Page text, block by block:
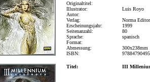
Originaltitel:
Illustrator:
Autor:
Verlag:
Erscheinungsjahr:
Seitenanzahl:
Sprache:
Format:
Abmessung:
ISBN:
Luis Royo
Norma
1999
80
spanisch
300x238mm
Titel: III